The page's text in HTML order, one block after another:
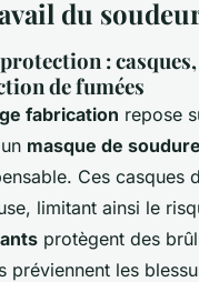
du
:
de fumées
fabrication repose
masque de
Ces casques
limitant ainsi le
protègent des
préviennent les